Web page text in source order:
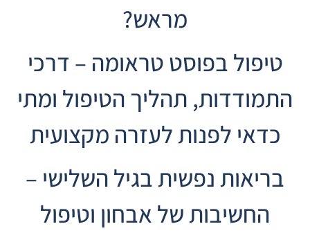
מראש?
טיפול בפוסט טראומה – דרכי
התמודדות, תהליך הטיפול ומתי
כדאי לפנות לעזרה מקצועית
בריאות נפשית בגיל השלישי –
החשיבות של אבחון וטיפול